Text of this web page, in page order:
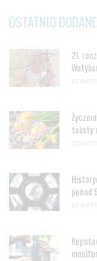
OSTATNIO DODANE
21.
teksty
ponad